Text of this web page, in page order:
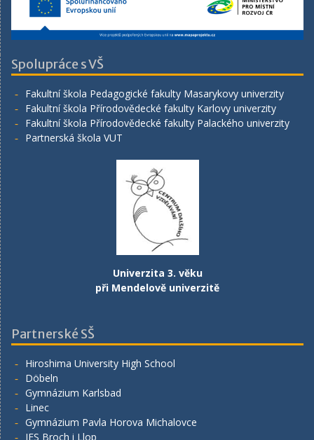
Spolupráce s VŠ
Fakultní škola Pedagogické fakulty Masarykovy univerzity
Fakultní škola Přírodovědecké fakulty Karlovy univerzity
Fakultní škola Přírodovědecké fakulty Palackého univerzity
Partnerská škola VUT
Univerzita 3. věku
při Mendelově univerzitě
Partnerské SŠ
Hiroshima University High School
Döbeln
Gymnázium Karlsbad
Linec
Gymnázium Pavla Horova Michalovce
IES Broch i Llop